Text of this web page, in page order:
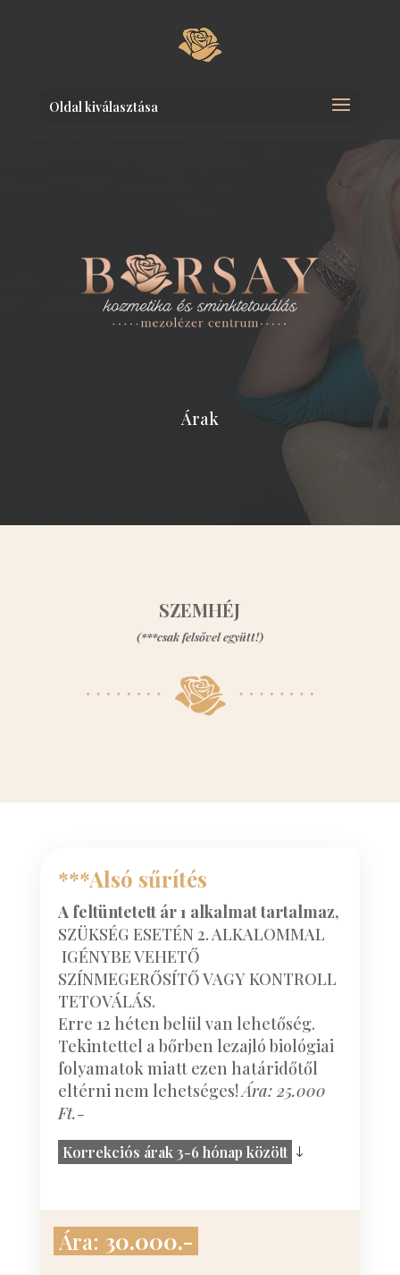
Oldal kiválasztása
Árak
SZEMHÉJ
(***csak felsővel együtt!)
***Alsó sűrítés
A feltüntetett ár 1 alkalmat tartalmaz,
SZÜKSÉG ESETÉN 2. ALKALOMMAL
IGÉNYBE VEHETŐ
SZÍNMEGERŐSÍTŐ VAGY KONTROLL
TETOVÁLÁS.
Erre 12 héten belül van lehetőség.
Tekintettel a bőrben lezajló biológiai
folyamatok miatt ezen határidőtől
eltérni nem lehetséges! Ára: 25.000
Ft.-
Korrekciós árak 3-6 hónap között
Ára: 30.000.-